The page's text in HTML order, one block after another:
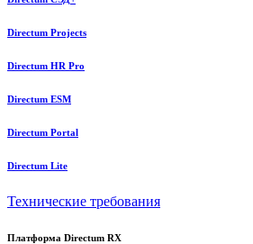
Directum Projects
Directum HR Pro
Directum ESM
Directum Portal
Directum Lite
Технические требования
Платформа Directum RX